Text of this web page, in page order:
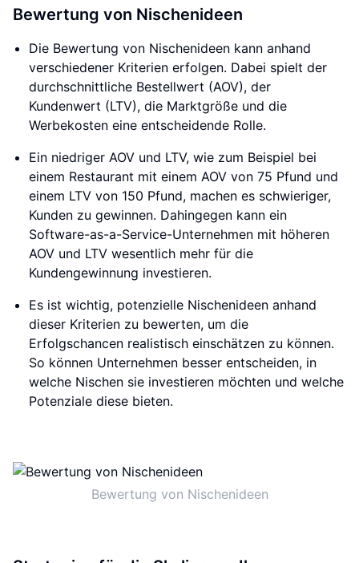
Bewertung von Nischenideen
Die Bewertung von Nischenideen kann anhand
verschiedener Kriterien erfolgen. Dabei spielt der
durchschnittliche Bestellwert (AOV), der
Kundenwert (LTV), die Marktgröße und die
Werbekosten eine entscheidende Rolle.
Ein niedriger AOV und LTV, wie zum Beispiel bei
einem Restaurant mit einem AOV von 75 Pfund und
einem LTV von 150 Pfund, machen es schwieriger,
Kunden zu gewinnen. Dahingegen kann ein
Software-as-a-Service-Unternehmen mit höheren
AOV und LTV wesentlich mehr für die
Kundengewinnung investieren.
Es ist wichtig, potenzielle Nischenideen anhand
dieser Kriterien zu bewerten, um die
Erfolgschancen realistisch einschätzen zu können.
So können Unternehmen besser entscheiden, in
welche Nischen sie investieren möchten und welche
Potenziale diese bieten.
Bewertung von Nischenideen